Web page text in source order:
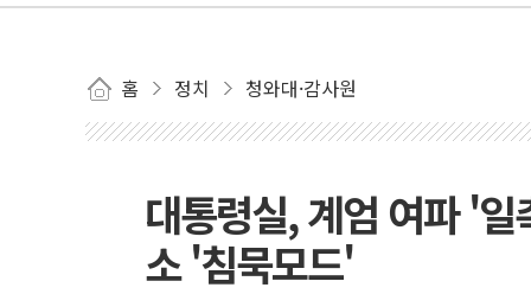
홈 정치 청와대·감사원
대통령실, 계엄 여파 '
소 '침묵모드'